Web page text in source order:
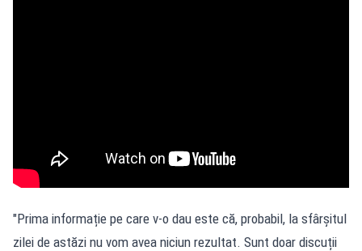
"Prima informație pe care v-o dau este că, probabil, la sfârșitul
zilei de astăzi nu vom avea niciun rezultat. Sunt doar discuții